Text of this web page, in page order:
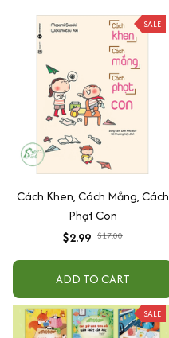
SALE
Cách Khen, Cách Mắng, Cách
Phạt Con
$2.99 $17.00
ADD TO CART
SALE